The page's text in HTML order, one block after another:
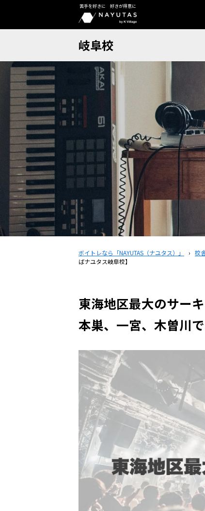
苦手を好きに 好きが得意に
岐阜校
ボイトレなら「NAYUTAS（ナユタス）」 › 校
ばナユタス岐阜校】
東海地区最大のサー
本巣、一宮、木曽川